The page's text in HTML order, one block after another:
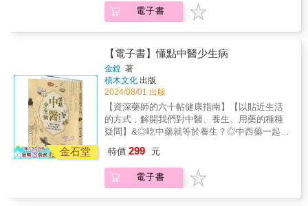
物質從下竅排出，達到祛邪除病目的的一種治
像汗、吐、下三法這樣以祛邪為特性，而是通
過調和，使人體正氣和外界邪氣之間取得某種
和平，也使人體各個臟腑在功能運轉上達到某
種和諧； 溫法和清法是兩種完全相反的治
法。溫是溫熱的意思，而清則是清涼的意思。
溫法當然就是用來治療寒證的，而清法就是用
來治療熱證； 消法是去除人體內部病理積
滯的一種治療方法； 補法是用於治療人體
氣、血、陰、陽等基本物質虧損或是臟腑功能
和嗅味來獲取疾病信息的方法被稱為「聞
診」。咳嗽是一種有聲音的疾病，而且這個聲
音往往又含有很多有關疾病的有用信息。如咳
中醫通過望、聞、問、切所獲得的各種證據來
了解和判斷疾病的虛實情況，並根據疾病虛實
而分別採用「補虛」或是「祛邪」的治療方
富多彩的治法，清代醫家程鐘齡根據歷代醫家
的治療經驗，歸納出八種主要的治法，這就是
沿用至今的「治病八法」：汗法、吐法、下
法、和法、溫法、清法、消法和補法。 汗
法，就是通過發汗來治療疾病的一種方法；
吐法是通過藥物以及外界刺激，使人體產生嘔
吐以去除停留在咽喉、胸膈、胃脘等部位的痰
是通過通大便這種方式，使停留在人體下部的
宿食、燥屎、冷積、瘀血、結痰、水飲等病理
物質從下竅排出，達到祛邪除病目的的一種治
生活壓力大、生活及飲食不規律等諸多現象，
提出全新的養生指導方案，幫助讀者擺脫亞健
康，遠離常見疾病的困擾。全書從《黃帝內
中醫典籍中挖掘精華，結合作者五十餘年的研
究經驗，幫助讀者建立正確的養生觀，找到適
合自己體質的養生方法，並教讀者學會辨偽去
妄，揭開一些養生謠言的神祕面紗。●為什麼腦
中風的年輕人越來越多？●有哪些習慣，正在偷
偷扼殺你的健康？●當心保健品越吃越虛！●睡
眠不好的後果，不單單是老得快？●真正的養生
氣出來的！●排除體內毒，去疼痛、防癌症！●
吃完飯就躺在床上，竟然有三大壞處！●為什麼
說做運動，要符合天時、地利、人和？
言和迷思＊針對目前社會普遍關注的養生議
瘀、火、毒，並具體告訴讀者預防和破解的方
法，健康活過一百歲。＊針對當下壓力大、抑
鬱症多發的情況，告訴讀者如何通過中醫獨到
的情志調理法改善不良情緒，不生氣就不會生
病。＊教讀者掌握補氣血、調陰陽、防大病的
方法和妙招，解決99%的健康隱患。＊針對男
性和女性不同的生理特點，給出對應的養生方
案，讀者可以根據自身情況對號入座，精準調
理。＊針對日常生活中的常見病，給出對症調
當下上班族養生熱的趨勢，針對工作節奏快、
生活壓力大、生活及飲食不規律等諸多現象，
提出全新的養生指導方案，幫助讀者擺脫亞健
電子書
金石堂
【電子書】懂點中醫少生病
金銳 著
積木文化 出版
2024/08/01 出版
【資深藥師的六十帖健康指南】【以貼近生活
的方式，解開我們對中醫、養生、用藥的種種
疑問】&◎吃中藥就等於養生？◎中西藥一起
火失衡？◎天王補心丹和牛黃清心丸的「心」
是同一個「心」嗎？&「有病好好治病，沒病好
好吃飯。」&感冒好不了？對「證」下藥才能藥
特價 299 元
電子書